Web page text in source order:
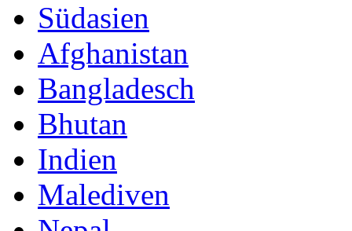
Südasien
Afghanistan
Bangladesch
Bhutan
Indien
Malediven